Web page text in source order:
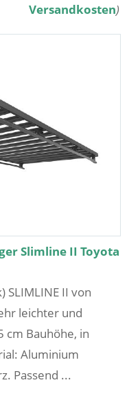
Versandkosten)
Slimline II Toyota
SLIMLINE II von
leichter und
cm Bauhöhe, in
Aluminium
Passend ...